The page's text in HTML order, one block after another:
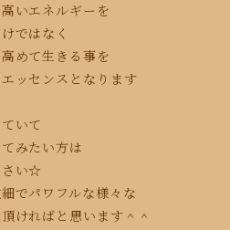
いエネルギーを
ではなく
めて生きる事を
ッセンスとなります
いて
みたい方は
さい☆
でパワフルな様々な
ければと思います＾＾